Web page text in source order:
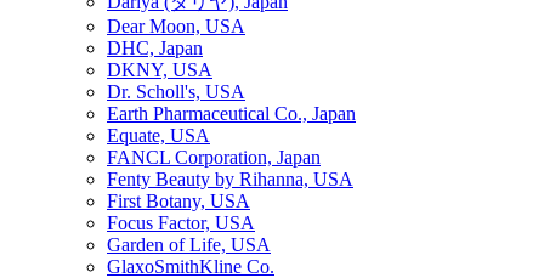
Dear Moon, USA
DHC, Japan
DKNY, USA
Dr. Scholl's, USA
Earth Pharmaceutical Co., Japan
Equate, USA
FANCL Corporation, Japan
Fenty Beauty by Rihanna, USA
First Botany, USA
Focus Factor, USA
Garden of Life, USA
GlaxoSmithKline Co.